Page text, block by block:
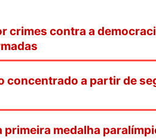
crimes contra a
concentrado a partir de
primeira medalha